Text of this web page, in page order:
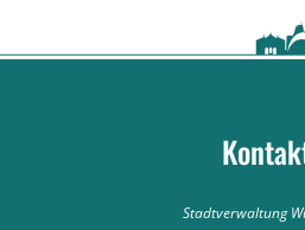
Stadtverwaltung